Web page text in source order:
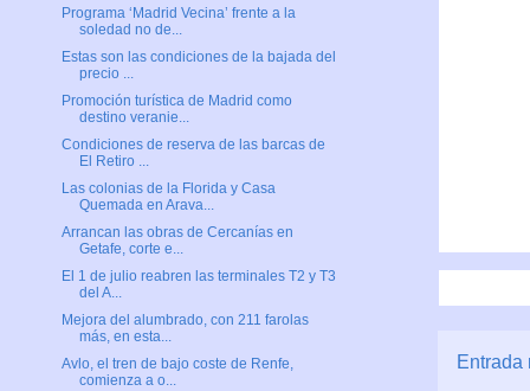
Entrada
Programa ‘Madrid Vecina’ frente a la
soledad no de...
Estas son las condiciones de la bajada del
precio ...
Promoción turística de Madrid como
destino veranie...
Condiciones de reserva de las barcas de
El Retiro ...
Las colonias de la Florida y Casa
Quemada en Arava...
Arrancan las obras de Cercanías en
Getafe, corte e...
El 1 de julio reabren las terminales T2 y T3
del A...
Mejora del alumbrado, con 211 farolas
más, en esta...
Avlo, el tren de bajo coste de Renfe,
comienza a o...